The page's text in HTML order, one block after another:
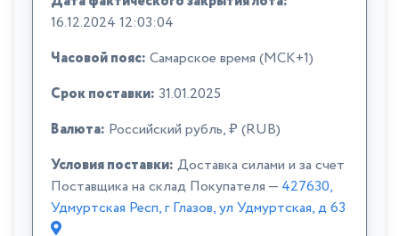
16.12.2024 12:03:04
Часовой пояс: Самарское время (МСК+1)
Срок поставки: 31.01.2025
Валюта: Российский рубль, ₽ (RUB)
Условия поставки: Доставка силами и за счет
Поставщика на склад Покупателя — 427630,
Удмуртская Респ, г Глазов, ул Удмуртская, д 63